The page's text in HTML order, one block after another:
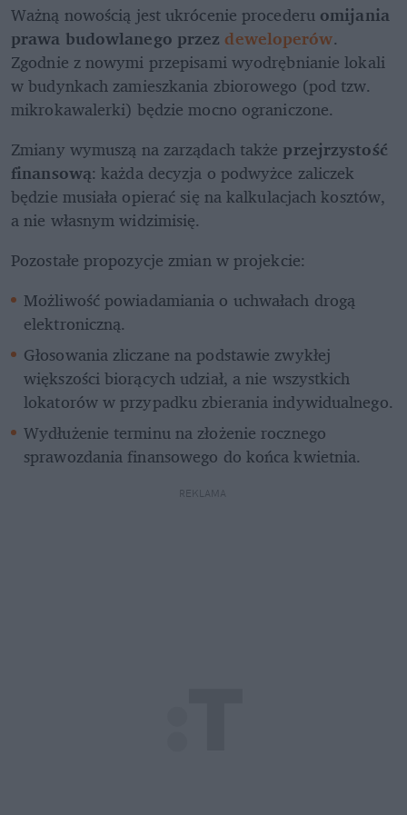
Ważną nowością jest ukrócenie procederu omijania
prawa budowlanego przez deweloperów.
Zgodnie z nowymi przepisami wyodrębnianie lokali
w budynkach zamieszkania zbiorowego (pod tzw.
mikrokawalerki) będzie mocno ograniczone.
Zmiany wymuszą na zarządach także przejrzystość
finansową: każda decyzja o podwyżce zaliczek
będzie musiała opierać się na kalkulacjach kosztów,
a nie własnym widzimisię.
Pozostałe propozycje zmian w projekcie:
Możliwość powiadamiania o uchwałach drogą
elektroniczną.
Głosowania zliczane na podstawie zwykłej
większości biorących udział, a nie wszystkich
lokatorów w przypadku zbierania indywidualnego.
Wydłużenie terminu na złożenie rocznego
sprawozdania finansowego do końca kwietnia.
REKLAMA